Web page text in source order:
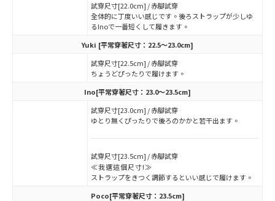
試穿尺寸[22.0cm] / 赤腳試穿
全体的に丁度いい感じです。後ろストラップが少しゆ
るInoで一番短くして履きます。
Yuki [平常穿著尺寸：22.5～23.0cm]
試穿尺寸[22.5cm] / 赤腳試穿
ちょうどぴったりで履けます。
Ino[平常穿著尺寸：23.0～23.5cm]
試穿尺寸[23.0cm] / 赤腳試穿
ゆとり無くぴったりで後ろのかかと若干出ます。
試穿尺寸[23.5cm] / 赤腳試穿
≪我選這個尺寸!≫
ストラップをきつく調節するといい感じで履けます。
Poco[平常穿著尺寸：23.5cm]